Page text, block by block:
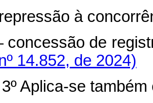
à
concessão de
14.852, de 2024)
Aplica-se